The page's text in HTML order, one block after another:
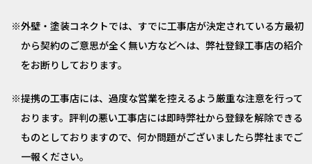
外壁・塗装コネクトでは、すでに工事店が決定されている方最初
から契約のご意思が全く無い方などへは、弊社登録工事店の紹介
をお断りしております。
提携の工事店には、過度な営業を控えるよう厳重な注意を行って
おります。評判の悪い工事店には即時弊社から登録を解除できる
ものとしておりますので、何か問題がございましたら弊社までご
一報ください。